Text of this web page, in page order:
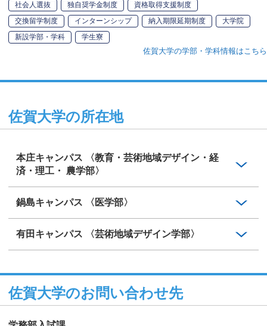
社会人選抜
独自奨学金制度
資格取得支援制度
交換留学制度
インターンシップ 納入期限延期制度
大学院
新設学部・学科
学生寮
佐賀大学の学部・学科情報はこちら
佐賀大学の所在地
本庄キャンパス 〈教育・芸術地域デザイン・経
済・理工・ 農学部〉
鍋島キャンパス 〈医学部〉
有田キャンパス 〈芸術地域デザイン学部〉
佐賀大学のお問い合わせ先